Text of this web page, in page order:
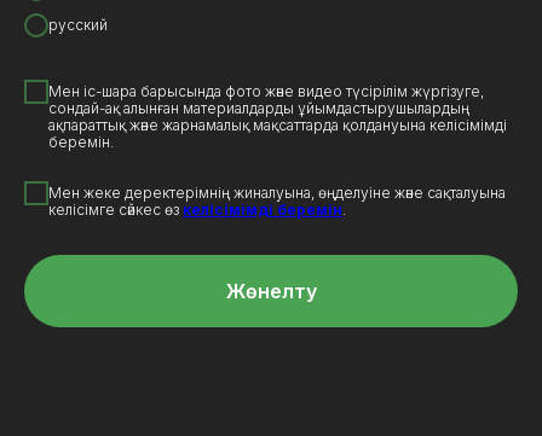
русский
Мен іс-шара барысында фото және видео түсірілім жүргізуге,
сондай-ақ алынған материалдарды ұйымдастырушылардың
ақпараттық және жарнамалық мақсаттарда қолдануына келісімімді
беремін.
Мен жеке деректерімнің жиналуына, өңделуіне және сақталуына
келісімге сәйкес өз келісімімді беремін
Жөнелту